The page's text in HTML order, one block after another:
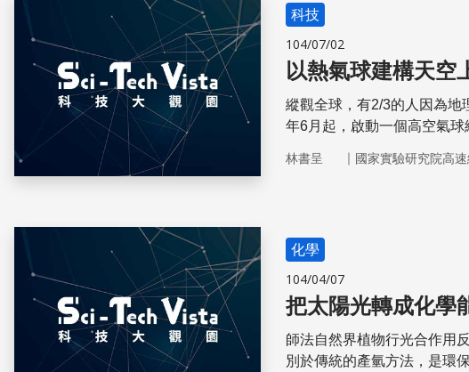
科技
104/07/02
以熱氣球建構天空
縱觀全球，有2/3的人因為地
年6月起，啟動一個高空氣
林書呈 ｜ 國家實驗研究院高
化學
104/04/07
把太陽光轉成化學
師法自然界植物行光合作用
別於傳統的產氫方法，是環